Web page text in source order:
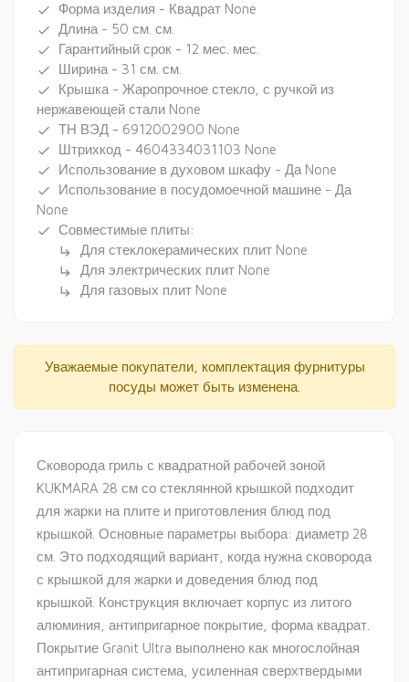
done Форма изделия - Квадрат None
done Длина - 50 см. см.
done Гарантийный срок - 12 мес. мес.
done Ширина - 31 см. см.
done
Крышка - Жаропрочное стекло, с ручкой из
нержавеющей стали None
done ТН ВЭД - 6912002900 None
done Штрихкод - 4604334031103 None
done Использование в духовом шкафу - Да None
done
Использование в посудомоечной машине - Да
None
done Совместимые плиты:
subdirectory_arrow_right Для стеклокерамических плит None
subdirectory_arrow_right Для электрических плит None
subdirectory_arrow_right Для газовых плит None
Уважаемые покупатели, комплектация фурнитуры
посуды может быть изменена.
Сковорода гриль с квадратной рабочей зоной
KUKMARA 28 см со стеклянной крышкой подходит
для жарки на плите и приготовления блюд под
крышкой. Основные параметры выбора: диаметр 28
см. Это подходящий вариант, когда нужна сковорода
с крышкой для жарки и доведения блюд под
крышкой. Конструкция включает корпус из литого
алюминия, антипригарное покрытие, форма квадрат.
Покрытие Granit Ultra выполнено как многослойная
антипригарная система, усиленная сверхтвердыми